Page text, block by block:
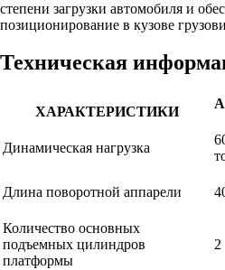
степени загрузки автомобиля и
позиционирование в кузове
Техническая
ХАРАКТЕРИСТИКИ
Динамическая нагрузка
Длина поворотной аппарели
Количество основных
подъемных цилиндров
платформы
2